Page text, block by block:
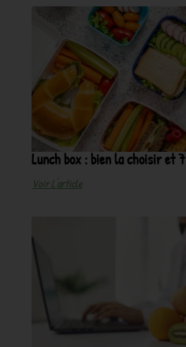
Lunch box : bien la choisir et
Voir L'article